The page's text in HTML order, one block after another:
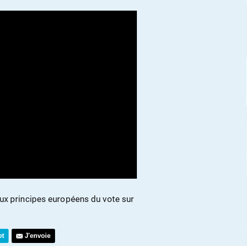
principes européens du vote sur
J'envoie